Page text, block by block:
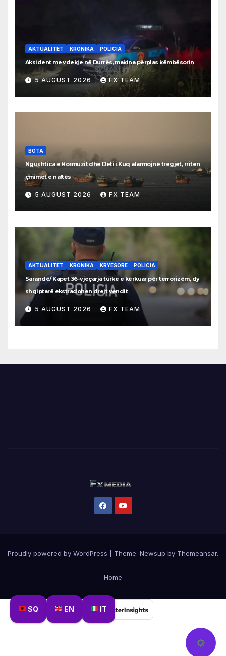
SQ EN IT
AKTUALITET KRONIKA POLICIA
Aksident me vdekje në Durrës, makina përplas këmbësorin
5 AUGUST 2026 FX TEAM
BOTA
Ngushtica e Hormuzit dhe Deti i Kuq alarmojnë tregjet, rriten
çmimet e naftës
5 AUGUST 2026 FX TEAM
AKTUALITET KRONIKA KRYESORE POLICIA
Sarandë/ Kapet 36-vjeçarja turke e kërkuar për terrorizëm, dy
shqiptarë ekstradohen drejt vendit
5 AUGUST 2026 FX TEAM
Proudly powered by WordPress Theme: Newsup by Themeansar.
Home